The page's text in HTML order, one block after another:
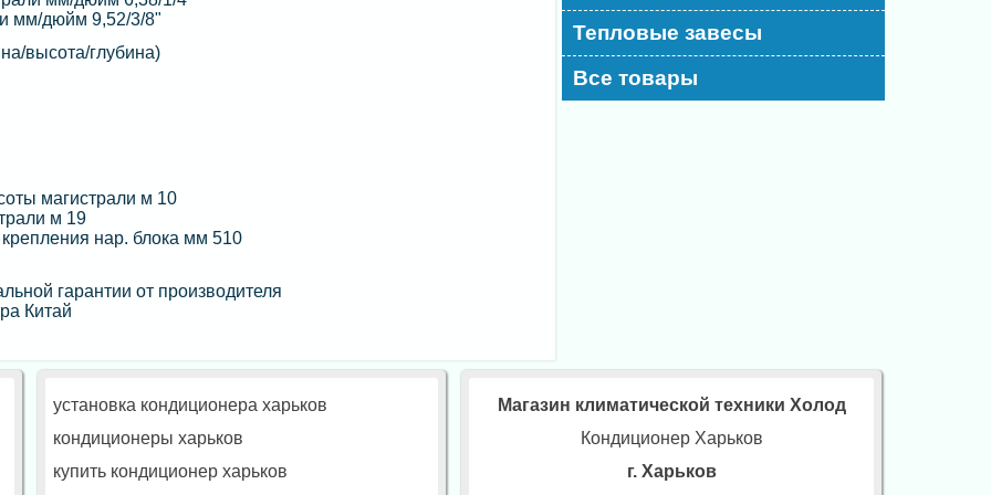
мм/дюйм 9,52/3/8"
высота/глубина)
магистрали м 10
м 19
нар. блока мм 510
гарантии от производителя
Китай
Тепловые завесы
Все товары
установка кондиционера харьков
кондиционеры харьков
купить кондиционер харьков
Магазин климатической техники Холод
Кондиционер Харьков
г. Харьков